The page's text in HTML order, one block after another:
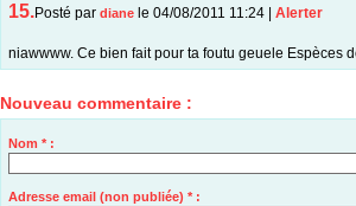
15.Posté par diane le 04/08/2011 11:24 Alerter
niawwww. Ce bien fait pour ta foutu geuele Espèces
Nouveau commentaire :
Nom * :
Adresse email (non publiée) * :